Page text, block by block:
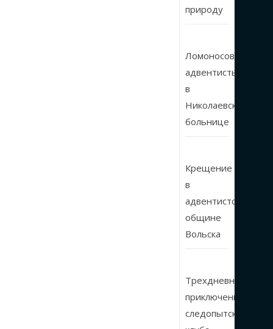
природу
Ломоносовские
адвентисты
в
Николаевской
больнице
Крещение
в
адвентистской
общине
Вольска
Трехдневные
приключения
следопытского